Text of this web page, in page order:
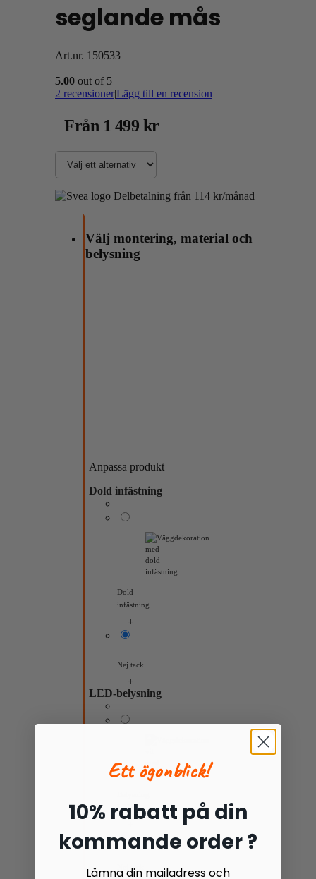
seglande mås
Art.nr. 150533
5.00 out of 5
2 recensioner|Lägg till en recension
Från 1 499 kr
Delbetalning från 114 kr/månad
Välj montering, material och
belysning
Anpassa produkt
Dold infästning
Dold
infästning
Nej tack
LED-belysning
LED
Nej tack
Ett ögonblick!
10% rabatt på din
kommande order ?
Lämna din mailadress och